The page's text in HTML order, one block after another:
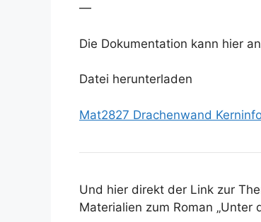
—
Die Dokumentation kann hier
Datei herunterladen
Mat2827 Drachenwand
Und hier direkt der Link zur
Materialien zum Roman „Unter